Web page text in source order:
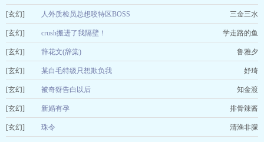
[玄幻] 人外质检员总想咬特区BOSS 三金三水
[玄幻] crush搬进了我隔壁！ 学走路的鱼
[玄幻] 辞花文(辞棠) 鲁雅夕
[玄幻] 某白毛特级只想欺负我 妤琦
[玄幻] 被奇犽告白以后 知金渡
[玄幻] 新婚有孕 排骨辣酱
[玄幻] 珠令 清渔非朦